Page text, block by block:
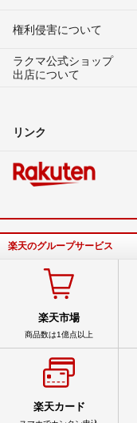
権利侵害について
ラクマ公式ショップ
出店について
リンク
楽天のグループサービス
楽天市場
商品数は1億点以上
楽天カード